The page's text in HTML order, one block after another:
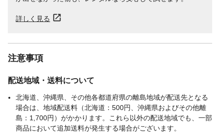
詳しく見る
注意事項
配送地域・送料について
北海道、沖縄県、その他各都道府県の離島地域が配送先となる
場合は、地域配送料（北海道：500円、沖縄県およびその他離
島：1,700円）がかかります。これら以外の配送地域でも、一部
商品において追加送料が発生する場合がございます。